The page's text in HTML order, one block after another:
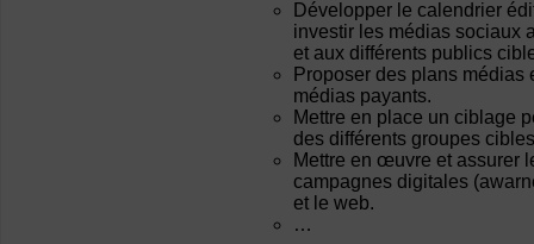
Développer le calendrier
investir les médias sociaux
et aux différents publics
Proposer des plans
médias payants.
Mettre en place un ciblage
des différents groupes
Mettre en œuvre et assurer
campagnes digitales
et le web.
…